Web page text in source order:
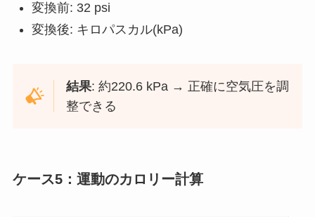
変換前: 32 psi
変換後: キロパスカル(kPa)
結果: 約220.6 kPa → 正確に空気圧を調
整できる
ケース5：運動のカロリー計算